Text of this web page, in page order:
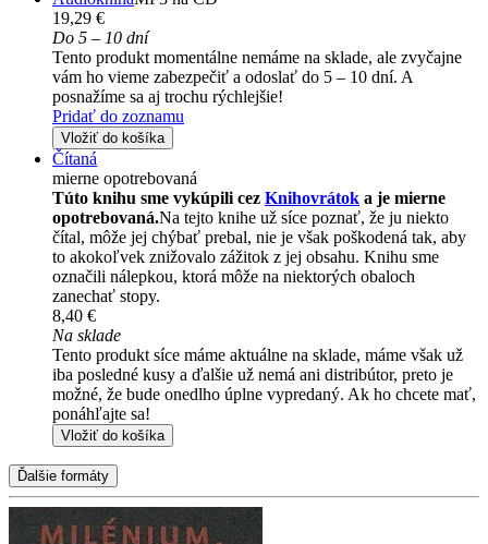
19,29 €
Do 5 – 10 dní
Tento produkt momentálne nemáme na sklade, ale zvyčajne
vám ho vieme zabezpečiť a odoslať do 5 – 10 dní. A
posnažíme sa aj trochu rýchlejšie!
Pridať do zoznamu
Vložiť do košíka
Čítaná
mierne opotrebovaná
Túto knihu sme vykúpili cez Knihovrátok a je mierne
opotrebovaná.Na tejto knihe už síce poznať, že ju niekto
čítal, môže jej chýbať prebal, nie je však poškodená tak, aby
to akokoľvek znižovalo zážitok z jej obsahu. Knihu sme
označili nálepkou, ktorá môže na niektorých obaloch
zanechať stopy.
8,40 €
Na sklade
Tento produkt síce máme aktuálne na sklade, máme však už
iba posledné kusy a ďalšie už nemá ani distribútor, preto je
možné, že bude onedlho úplne vypredaný. Ak ho chcete mať,
ponáhľajte sa!
Vložiť do košíka
Ďalšie formáty